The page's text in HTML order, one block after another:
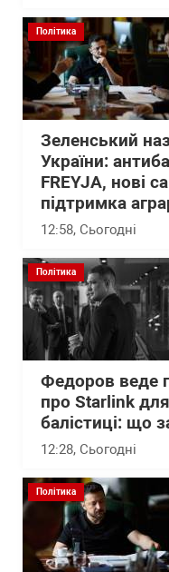
Політика
Зеленський
України:
FREYJA, нові
підтримка
12:58, Сьогодні
Політика
Федоров веде
про Starlink для
балістиці: що
12:28, Сьогодні
Політика